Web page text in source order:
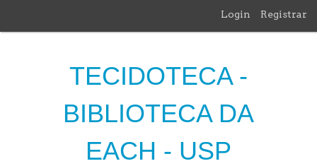
Login Registrar
TECIDOTECA -
BIBLIOTECA DA
EACH - USP